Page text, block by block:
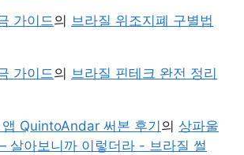
가이드의 브라질 위조지폐 구별법
가이드의 브라질 핀테크 완전 정리
QuintoAndar 써본 후기 의 상파울
살아보니까 이렇더라 - 브라질 썰